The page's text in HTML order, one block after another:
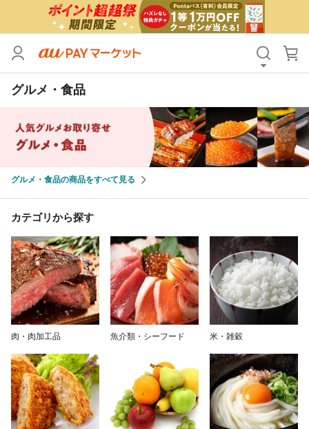
グルメ・食品
グルメ・食品の商品をすべて見る
カテゴリから探す
肉・肉加工品 魚介類・シーフード 米・雑穀
カテゴリ すべて
価格
支払い方法 すべて
送料無料
Pontaパス特典対象すべて
サンキュー配送対象 レビューキャンペーン
キーワード
除外ワード